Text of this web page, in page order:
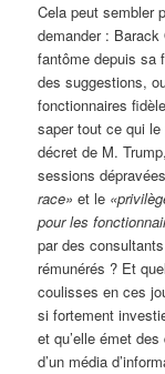
Cela peut sembler
demander :
fantôme depuis sa
des suggestions,
fonctionnaires
saper tout ce qui
décret de M.
sessions
race» et le
pour les
par des
rémunérés ? Et
coulisses en ces
si fortement
et qu’elle émet
d’un média